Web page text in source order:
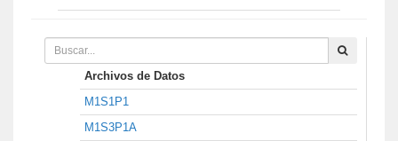
Archivos de Datos
M1S1P1
M1S3P1A